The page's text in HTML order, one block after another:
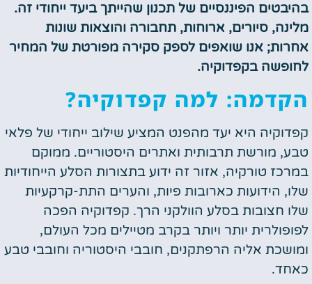
בהיבטים הפיננסיים של תכנון שהייתך ביעד ייחודי זה.
מלינה, סיורים, ארוחות, תחבורה והוצאות שונות
אחרות; אנו שואפים לספק סקירה מפורטת של המחיר
לחופשה בקפדוקיה.
הקדמה: למה קפדוקיה?
קפדוקיה היא יעד מהפנט המציע שילוב ייחודי של פלאי
טבע, מורשת תרבותית ואתרים היסטוריים. ממוקם
במרכז טורקיה, אזור זה ידוע בתצורות הסלע הייחודיות
שלו, הידועות כארובות פיות, והערים התת-קרקעיות
שלו חצובות בסלע הוולקני הרך. קפדוקיה הפכה
לפופולרית יותר ויותר בקרב מטיילים מכל העולם,
ומושכת אליה הרפתקנים, חובבי היסטוריה וחובבי טבע
כאחד.